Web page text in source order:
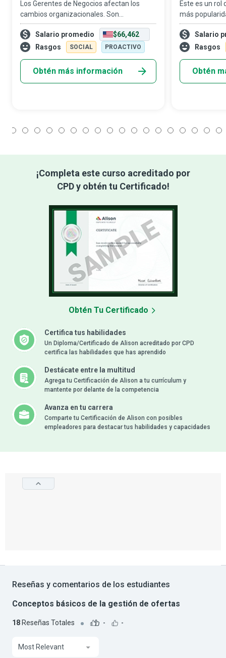
Los Gerentes de Negocios afectan los
cambios organizacionales. Son
pensadores visionarios que crean un
estado mental empoderado dentro de la
organización al tratar a los empleados
Salario promedio
$66,462
Rasgos
SOCIAL PROACTIVO
Obtén más información
Este es un rol
más
digitalmente
consumidor:
quien ajusta
Salario
Rasgos
Obtén
¡Completa este curso acreditado por
CPD y obtén tu Certificado!
Certifica tus habilidades
Un Diploma/Certificado de Alison acreditado por CPD
certifica las habilidades que has aprendido
Destácate entre la multitud
Agrega tu Certificación de Alison a tu currículum y
mantente por delante de la competencia
Avanza en tu carrera
Comparte tu Certificación de Alison con posibles
empleadores para destacar tus habilidades y capacidades
Obtén Tu Certificado
Reseñas y comentarios de los estudiantes
Conceptos básicos de la gestión de ofertas
18 Reseñas Totales - -
Most Relevant